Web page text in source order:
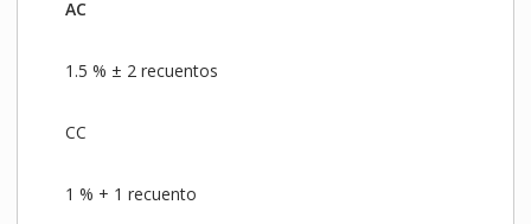
AC
1.5 % ± 2 recuentos
CC
1 % + 1 recuento